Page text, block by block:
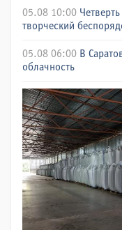
05.08 10:00
творческий
05.08 06:00 В
облачность